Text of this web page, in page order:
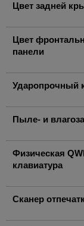
Цвет задней
Цвет
панели
Ударопрочный
Пыле- и
Физическая
клавиатура
Сканер